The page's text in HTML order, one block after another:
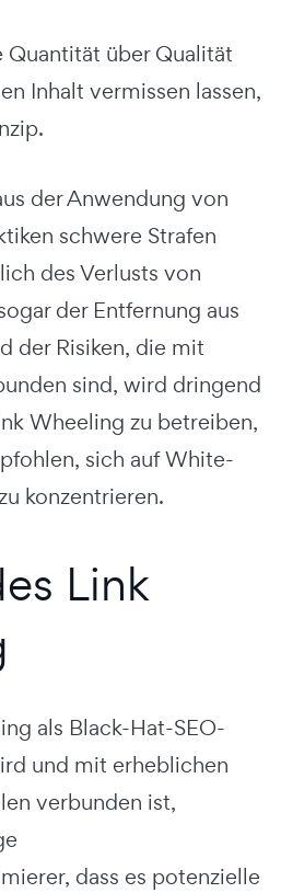
Quantität über Qualität
Inhalt vermissen lassen,
der Anwendung von
schwere Strafen
des Verlusts von
der Entfernung aus
der Risiken, die mit
sind, wird dringend
Wheeling zu betreiben,
sich auf White-
konzentrieren.
Link
als Black-Hat-SEO-
und mit erheblichen
verbunden ist,
dass es potenzielle